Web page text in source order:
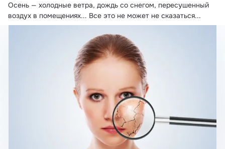
Осень — холодные ветра, дождь со снегом, пересушенный
воздух в помещениях... Все это не может не сказаться...